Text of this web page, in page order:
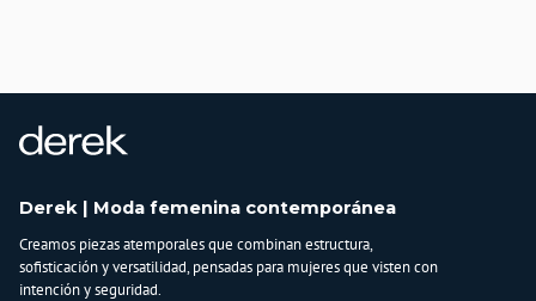
Derek | Moda femenina contemporánea
Creamos piezas atemporales que combinan estructura,
sofisticación y versatilidad, pensadas para mujeres que visten con
intención y seguridad.